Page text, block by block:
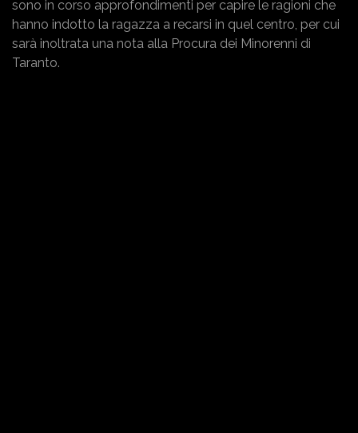
sono in corso approfondimenti per capire le ragioni che
hanno indotto la ragazza a recarsi in quel centro, per cui
sarà inoltrata una nota alla Procura dei Minorenni di
Taranto.